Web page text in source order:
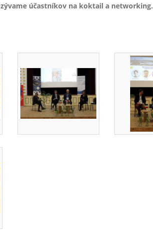
účastníkov na koktail a networking.